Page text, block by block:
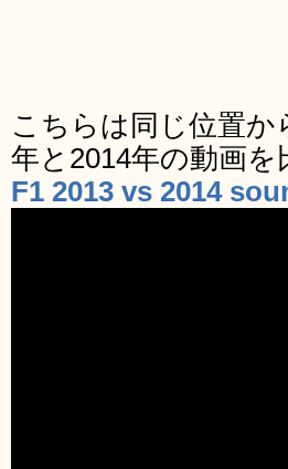
こちらは同じ位置
年と2014年の動画を
F1 2013 vs 2014